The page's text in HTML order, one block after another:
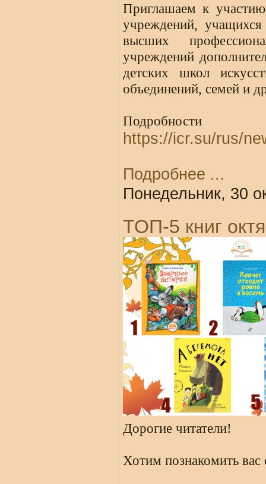
Приглашаем к
учреждений,
высших
учреждений
детских школ
объединений, семей и
https://icr.su/rus/
Подробнее ...
Понедельник, 30
ТОП-5 книг
Дорогие читатели!
Хотим познакомить